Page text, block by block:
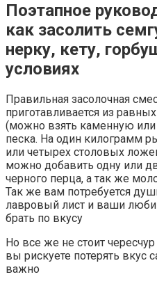
Поэтапное
как засолить
нерку, кету,
условиях
Правильная засолочная
приготавливается из
(можно взять каменную или
песка. На один килограмм
или четырех столовых
можно добавить одну или
черного перца, а так же
Так же вам потребуется
лавровый лист и ваши
брать по вкусу
Но все же не стоит
вы рискуете потерять вкус
важно